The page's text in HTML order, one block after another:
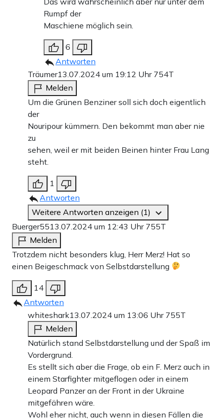
Rumpf der
Maschiene möglich sein.
6
Antworten
Träumer13.07.2024 um 19:12 Uhr 754T
Melden
Um die Grünen Benziner soll sich doch eigentlich
der
Nouripour kümmern. Den bekommt man aber nie
zu
sehen, weil er mit beiden Beinen hinter Frau Lang
steht.
1
Antworten
Weitere Antworten anzeigen (1)
Buerger5513.07.2024 um 12:43 Uhr 755T
Melden
Trotzdem nicht besonders klug, Herr Merz! Hat so
einen Beigeschmack von Selbstdarstellung
14
Antworten
whiteshark13.07.2024 um 13:06 Uhr 755T
Melden
Natürlich stand Selbstdarstellung und der Spaß im
Vordergrund.
Es stellt sich aber die Frage, ob ein F. Merz auch in
einem Starfighter mitgeflogen oder in einem
Leopard Panzer an der Front in der Ukraine
mitgefähren wäre.
Wohl eher nicht, auch wenn in diesen Fällen die